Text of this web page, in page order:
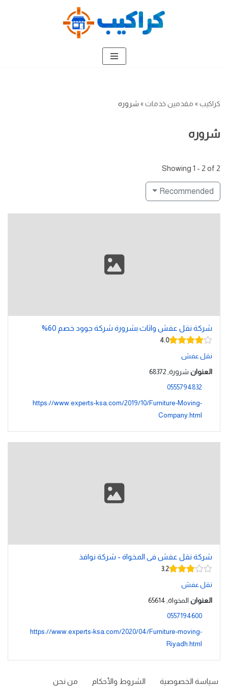
كراكيب» مقدمين خدمات» شروره
شروره
Showing 1 - 2 of 2
Recommended
شركة نقل عفش واثاث بشرورة شركة جوود خصم 60%
4.0
نقل عفش
العنوان شرورة, 68372
0555794832
https://www.experts-ksa.com/2019/10/Furniture-Moving-
Company.html
شركة نقل عفش فى المخواة - شركة نوافذ
3.2
نقل عفش
العنوان المخواة, 65614
0557194600
https://www.experts-ksa.com/2020/04/Furniture-moving-
Riyadh.html
سياسة الخصوصية الشروط والأحكام من نحن